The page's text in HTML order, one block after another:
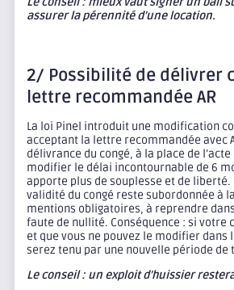
assurer la pérennité d’une location.
2/ Possibilité de délivrer
lettre recommandée AR
La loi Pinel introduit une modification
acceptant la lettre recommandée avec
délivrance du congé, à la place de l’acte
modifier le délai incontournable de 6
apporte plus de souplesse et de
validité du congé reste subordonnée à
mentions obligatoires, à reprendre
faute de nullité. Conséquence : si votre
et que vous ne pouvez le modifier dans
serez tenu par une nouvelle période de
Le conseil : un exploit d’huissier